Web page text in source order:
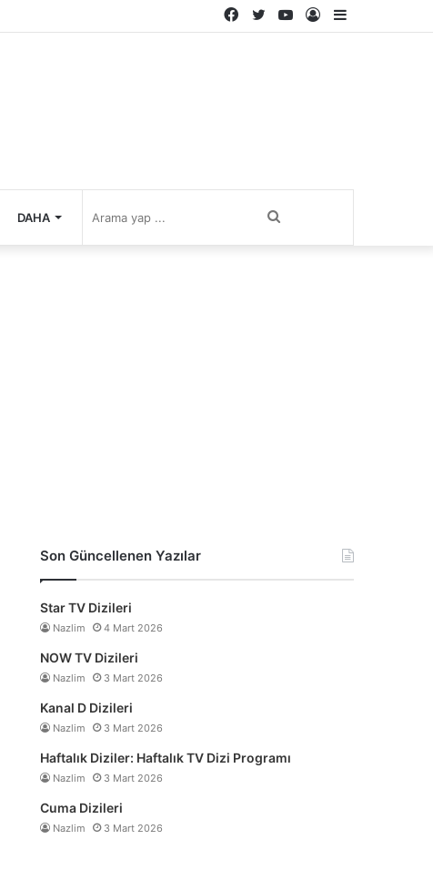
Kenar
Kayıt
YouTube
Twitter
Facebook
DAHA
Son Güncellenen Yazılar
Star TV Dizileri
Nazlim 4 Mart 2026
NOW TV Dizileri
Nazlim 3 Mart 2026
Kanal D Dizileri
Nazlim 3 Mart 2026
Haftalık Diziler: Haftalık TV Dizi Programı
Nazlim 3 Mart 2026
Cuma Dizileri
Nazlim 3 Mart 2026